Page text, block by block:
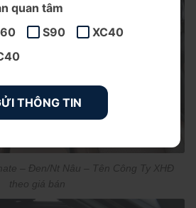
– Đen/Nt Nâu – Tên Công Ty XHĐ
theo giá bán
quan tâm
S90
XC40